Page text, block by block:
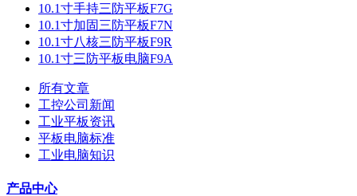
10.1寸手持三防平板F7G
10.1寸加固三防平板F7N
10.1寸八核三防平板F9R
10.1寸三防平板电脑F9A
所有文章
工控公司新闻
工业平板资讯
平板电脑标准
工业电脑知识
产品中心